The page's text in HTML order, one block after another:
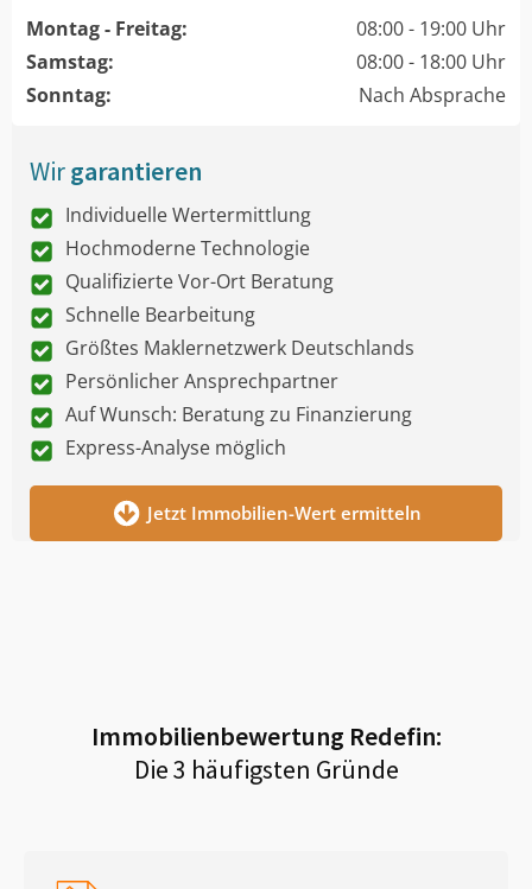
Montag - Freitag:
08:00 - 19:00 Uhr
Samstag:
08:00 - 18:00 Uhr
Sonntag:
Nach Absprache
Wirgarantieren
Individuelle Wertermittlung
Hochmoderne Technologie
Qualifizierte Vor-Ort Beratung
Schnelle Bearbeitung
Größtes Maklernetzwerk Deutschlands
Persönlicher Ansprechpartner
Auf Wunsch: Beratung zu Finanzierung
Express-Analyse möglich
Jetzt Immobilien-Wert ermitteln
Immobilienbewertung Redefin:
Die 3 häufigsten Gründe